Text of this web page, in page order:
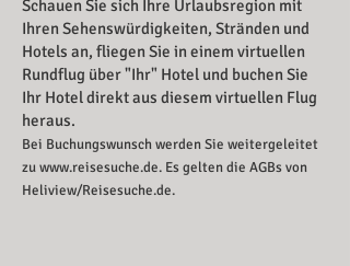
Schauen Sie sich Ihre Urlaubsregion mit
Ihren Sehenswürdigkeiten, Stränden und
Hotels an, fliegen Sie in einem virtuellen
Rundflug über "Ihr" Hotel und buchen Sie
Ihr Hotel direkt aus diesem virtuellen Flug
heraus.
Bei Buchungswunsch werden Sie weitergeleitet
zuwww.reisesuche.de. Es gelten die AGBs von
Heliview/Reisesuche.de.